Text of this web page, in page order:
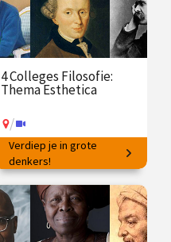
4 Colleges Filosofie:
Thema Esthetica
/
Filosofische vragen rondom
schoonheid en kunst.
€ 145.00
vanaf 25
mei
Verdiep je in grote
denkers!